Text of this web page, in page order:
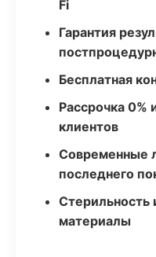
Fi
Гарантия
Бесплатная
Рассрочка 0%
клиентов
Современные
последнего
Стерильность
материалы